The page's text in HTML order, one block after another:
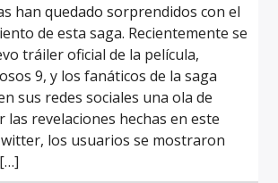
han quedado sorprendidos con el
de esta saga. Recientemente se
tráiler oficial de la película,
9, y los fanáticos de la saga
sus redes sociales una ola de
las revelaciones hechas en este
los usuarios se mostraron